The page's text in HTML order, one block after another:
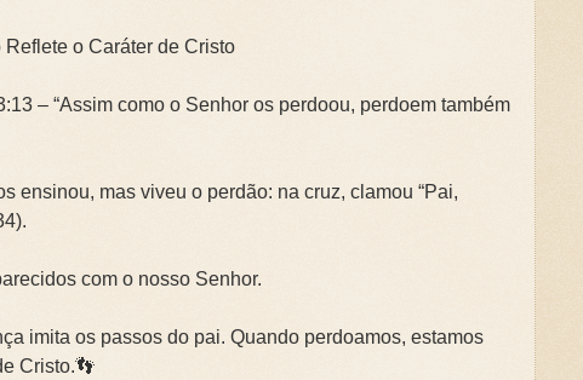
Reflete o Caráter de Cristo
– “Assim como o Senhor os perdoou, perdoem também
ensinou, mas viveu o perdão: na cruz, clamou “Pai,
com o nosso Senhor.
imita os passos do pai. Quando perdoamos, estamos
Cristo.👣